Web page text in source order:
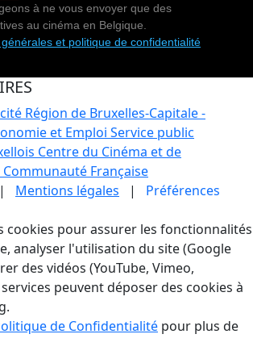
à ne vous envoyer que des
au cinéma en Belgique.
et politique de confidentialité
Région de Bruxelles-Capitale -
et Emploi Service public
Centre du Cinéma et de
Française
Mentions légales | Préférences
Cookies
cookies pour assurer les fonctionnalités
analyser l'utilisation du site (Google
des vidéos (YouTube, Vimeo,
peuvent déposer des cookies à
de Confidentialité pour plus de